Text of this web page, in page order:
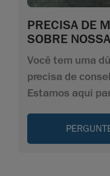
PRECISA DE
SOBRE
Você tem uma
precisa de
Estamos aqui